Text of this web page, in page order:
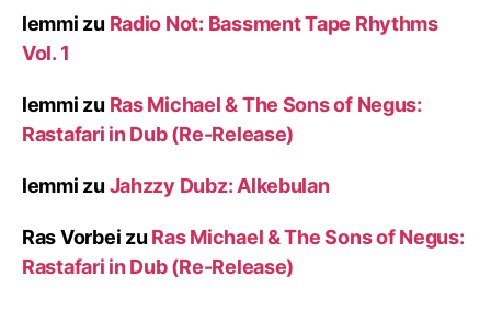
lemmi zu Radio Not: Bassment Tape Rhythms
Vol. 1
lemmi zu Ras Michael & The Sons of Negus:
Rastafari in Dub (Re-Release)
lemmi zu Jahzzy Dubz: Alkebulan
Ras Vorbei zu Ras Michael & The Sons of Negus:
Rastafari in Dub (Re-Release)